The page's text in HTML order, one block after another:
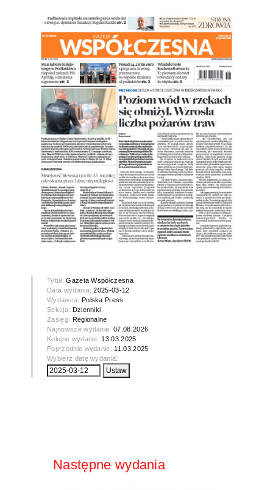
Tytuł:Gazeta Współczesna
Data wydania:2025-03-12
Wydawca: Polska Press
Sekcja: Dzienniki
Zasięg: Regionalne
Najnowsze wydanie:07.08.2026
Kolejne wydanie: 13.03.2025
Poprzednie wydanie: 11.03.2025
Wybierz datę wydania:
Następne wydania